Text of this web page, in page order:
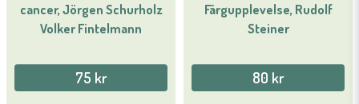
cancer, Jörgen Schurholz
Volker Fintelmann
75 kr
Färgupplevelse, Rudolf
Steiner
80 kr